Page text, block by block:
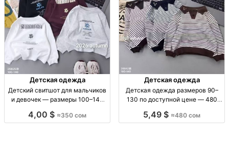
Детская одежда
Детский свитшот для мальчиков
и девочек — размеры 100–140
100–140, 350 сом
4,00 $ ≈350 сом
Детская одежда
Детская одежда размеров 90–
130 по доступной цене — 480
480 сом
5,49 $ ≈480 сом